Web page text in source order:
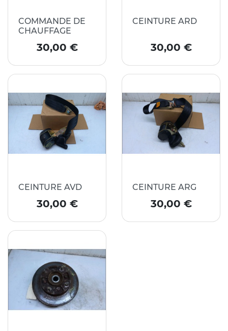
COMMANDE DE
CHAUFFAGE
Prix
30,00 €
CEINTURE ARD
Prix
30,00 €
CEINTURE AVD
Prix
30,00 €
CEINTURE ARG
Prix
30,00 €